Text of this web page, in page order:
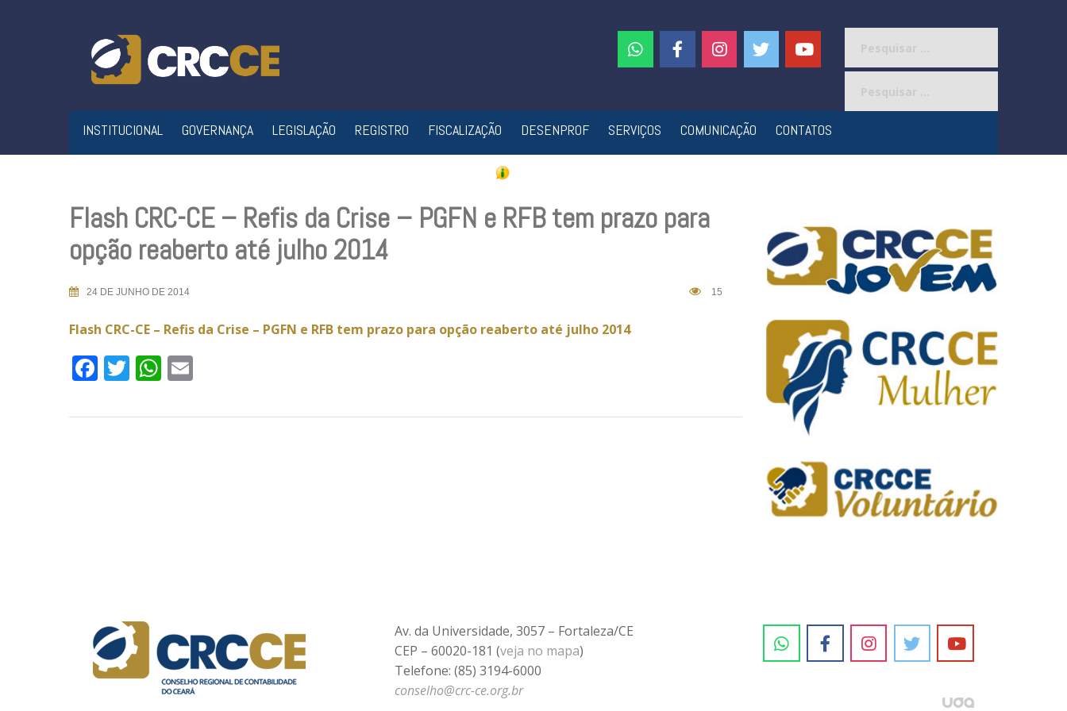
INSTITUCIONAL GOVERNANÇA LEGISLAÇÃO REGISTRO FISCALIZAÇÃO DESENPROF SERVIÇOS COMUNICAÇÃO CONTATOS
Flash CRC-CE – Refis da Crise – PGFN e RFB tem prazo para
opção reaberto até julho 2014
24 DE JUNHO DE 2014 15
Flash CRC-CE – Refis da Crise – PGFN e RFB tem prazo para opção reaberto até julho 2014
Facebook
TwitterWhatsApp
Av. da Universidade, 3057 – Fortaleza/CE
CEP – 60020-181 (veja no mapa)
Telefone: (85) 3194-6000
conselho@crc-ce.org.br